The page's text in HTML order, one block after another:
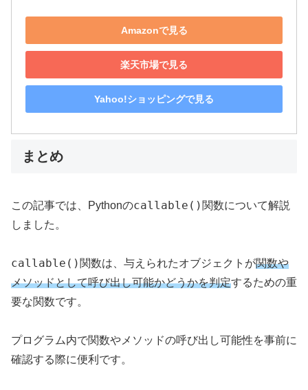
Amazonで見る
楽天市場で見る
Yahoo!ショッピングで見る
まとめ
この記事では、Pythonのcallable() 関数について解説
しました。
callable() 関数は、与えられたオブジェクトが関数や
メソッドとして呼び出し可能かどうかを判定するための重
要な関数です。
プログラム内で関数やメソッドの呼び出し可能性を事前に
確認する際に便利です。